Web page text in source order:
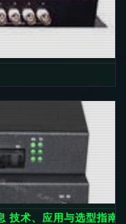
技术、应用与选型指南